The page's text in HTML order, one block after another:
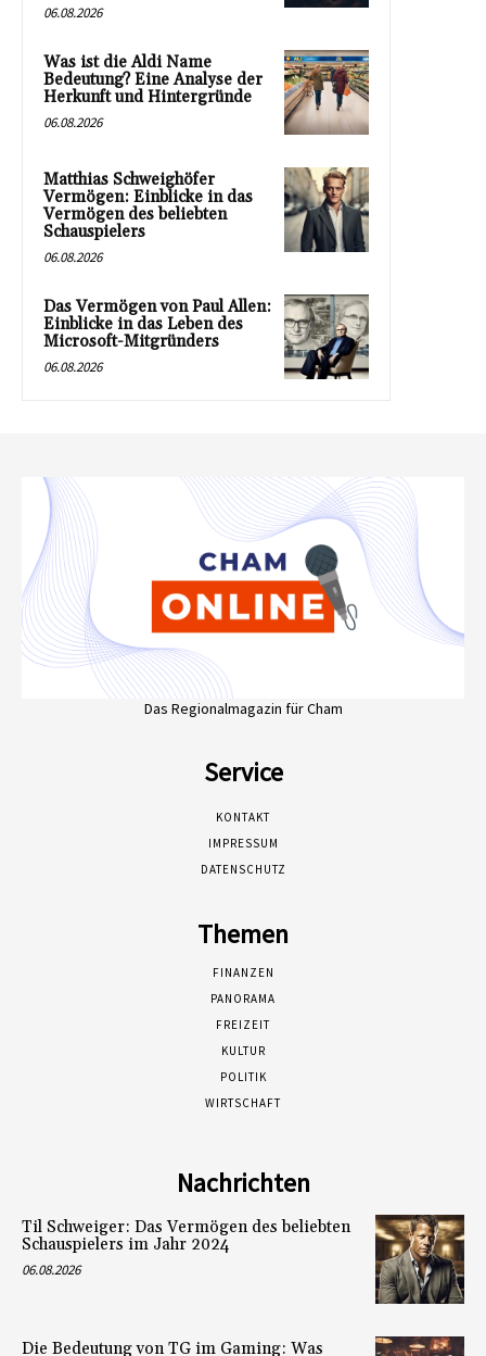
06.08.2026
Was ist die Aldi Name
Bedeutung? Eine Analyse der
Herkunft und Hintergründe
06.08.2026
Matthias Schweighöfer
Vermögen: Einblicke in das
Vermögen des beliebten
Schauspielers
06.08.2026
Das Vermögen von Paul Allen:
Einblicke in das Leben des
Microsoft-Mitgründers
06.08.2026
Das Regionalmagazin für Cham
Service
KONTAKT
IMPRESSUM
DATENSCHUTZ
Themen
FINANZEN
PANORAMA
FREIZEIT
KULTUR
POLITIK
WIRTSCHAFT
Nachrichten
Til Schweiger: Das Vermögen des beliebten
Schauspielers im Jahr 2024
06.08.2026
Die Bedeutung von TG im Gaming: Was